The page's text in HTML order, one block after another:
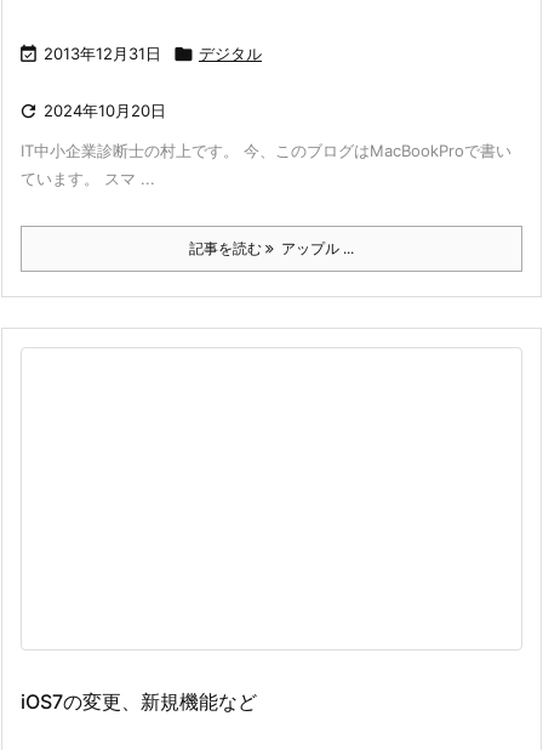
 2013年12月31日  デジタル
 2024年10月20日
IT中小企業診断士の村上です。 今、このブログはMacBookProで書い
ています。 スマ ...
記事を読む アップル ...
iOS7の変更、新規機能など